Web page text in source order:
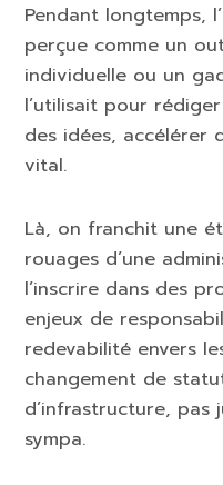
Pendant longtemps,
perçue comme un
individuelle ou un
l’utilisait pour
des idées, accélérer
vital.
Là, on franchit une
rouages d’une
l’inscrire dans des
enjeux de
redevabilité envers
changement de
d’infrastructure,
sympa.